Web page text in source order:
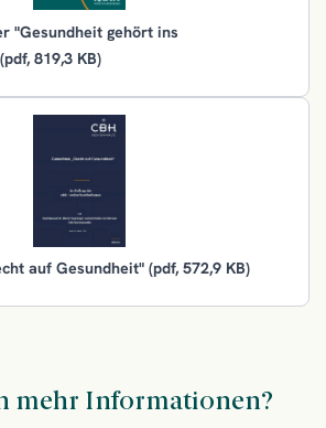
"Gesundheit gehört ins
(pdf, 819,3 KB)
auf Gesundheit" (pdf, 572,9 KB)
mehr Informationen?